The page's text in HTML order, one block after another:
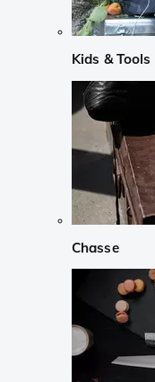
Kids & Tools
Chasse